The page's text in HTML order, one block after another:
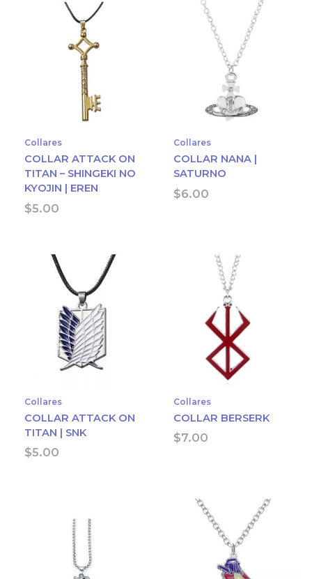
Collares
COLLAR ATTACK ON
TITAN – SHINGEKI NO
KYOJIN | EREN
$5.00
Collares
COLLAR NANA |
SATURNO
$6.00
Collares
COLLAR ATTACK ON
TITAN | SNK
$5.00
Collares
COLLAR BERSERK
$7.00